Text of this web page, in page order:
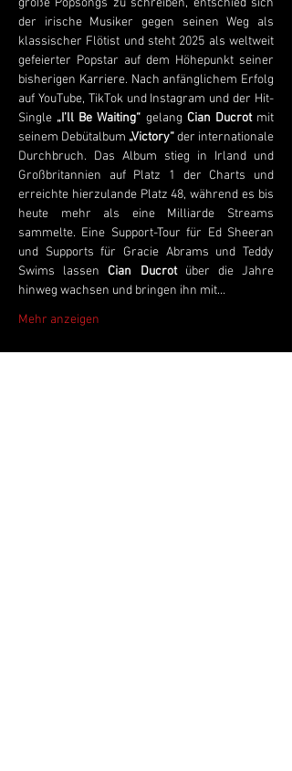
große Popsongs zu schreiben, entschied sich
der irische Musiker gegen seinen Weg als
klassischer Flötist und steht 2025 als weltweit
gefeierter Popstar auf dem Höhepunkt seiner
bisherigen Karriere. Nach anfänglichem Erfolg
auf YouTube, TikTok und Instagram und der Hit-
Single „I’ll Be Waiting“ gelang Cian Ducrot mit
seinem Debütalbum „Victory“ der internationale
Durchbruch. Das Album stieg in Irland und
Großbritannien auf Platz 1 der Charts und
erreichte hierzulande Platz 48, während es bis
heute mehr als eine Milliarde Streams
sammelte. Eine Support-Tour für Ed Sheeran
und Supports für Gracie Abrams und Teddy
Swims lassen Cian Ducrot über die Jahre
hinweg wachsen und bringen ihn mit…
Mehr anzeigen